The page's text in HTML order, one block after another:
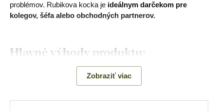
problémov. Rubikova kocka je ideálnym darčekom pre
kolegov, šéfa alebo obchodných partnerov.
Hlavné výhody produktu:
Retro štýl dekorácieZobraziť viac